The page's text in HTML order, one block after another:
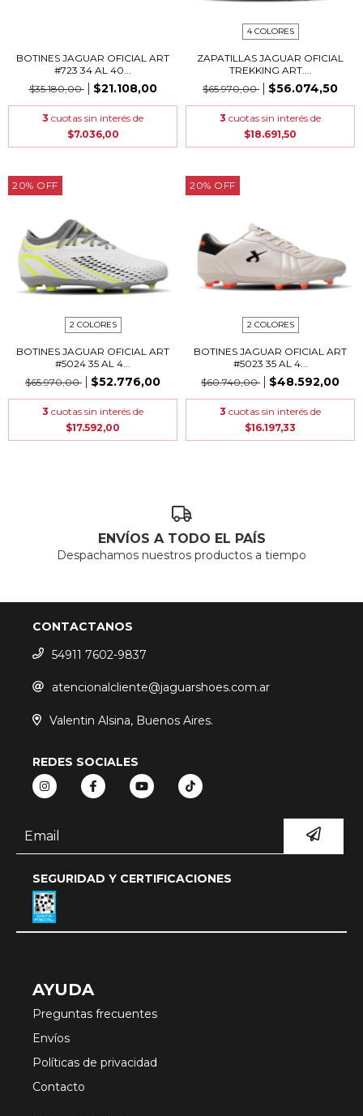
BOTINES JAGUAR OFICIAL ART
#723 34 AL 40...
$35.180,00
$21.108,00
3 cuotas sin interés de
$7.036,00
4 COLORES
ZAPATILLAS JAGUAR OFICIAL
TREKKING ART....
$65.970,00
$56.074,50
3 cuotas sin interés de
$18.691,50
20% OFF
2 COLORES
BOTINES JAGUAR OFICIAL ART
#5024 35 AL 4...
$65.970,00
$52.776,00
3 cuotas sin interés de
$17.592,00
20% OFF
2 COLORES
BOTINES JAGUAR OFICIAL ART
#5023 35 AL 4...
$60.740,00
$48.592,00
3 cuotas sin interés de
$16.197,33
ENVÍOS A TODO EL PAÍS
Despachamos nuestros productos a tiempo
CONTACTANOS
54911 7602-9837
atencionalcliente@jaguarshoes.com.ar
Valentin Alsina, Buenos Aires.
REDES SOCIALES
SEGURIDAD Y CERTIFICACIONES
AYUDA
Preguntas frecuentes
Envíos
Políticas de privacidad
Contacto